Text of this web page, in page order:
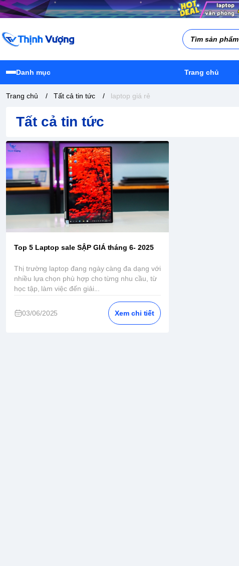
Danh mục Trang chủ
Trang chủ / Tất cả tin tức / laptop giá rẻ
Tất cả tin tức
Top 5 Laptop sale SẬP GIÁ tháng 6- 2025
Thị trường laptop đang ngày càng đa dạng với
nhiều lựa chọn phù hợp cho từng nhu cầu, từ
học tập, làm việc đến giải...
03/06/2025 Xem chi tiết